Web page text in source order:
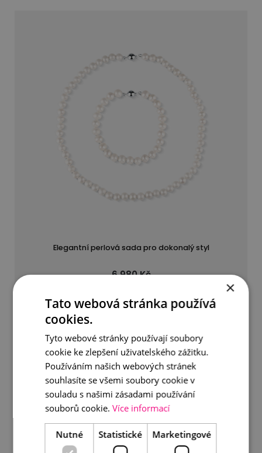
Elegantní perlová sada pro dokonalý styl
6 980 Kč
DETAIL DO KOŠÍKU
×
Tato webová stránka používá
cookies.
Tyto webové stránky používají soubory
cookie ke zlepšení uživatelského zážitku.
Používáním našich webových stránek
souhlasíte se všemi soubory cookie v
souladu s našimi zásadami používání
souborů cookie. Více informací
Nutné Statistické Marketingové